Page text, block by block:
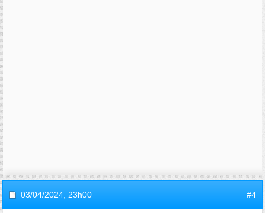
03/04/2024, 23h00 #4